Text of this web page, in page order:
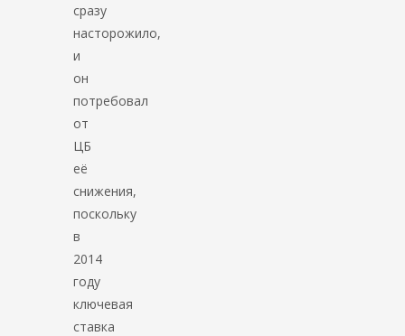
сразу
насторожило,
и
он
потребовал
от
ЦБ
её
снижения,
поскольку
в
2014
году
ключевая
ставка